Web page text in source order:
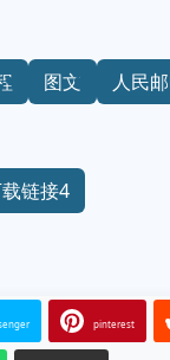
图文 人民
链接4
pinterest